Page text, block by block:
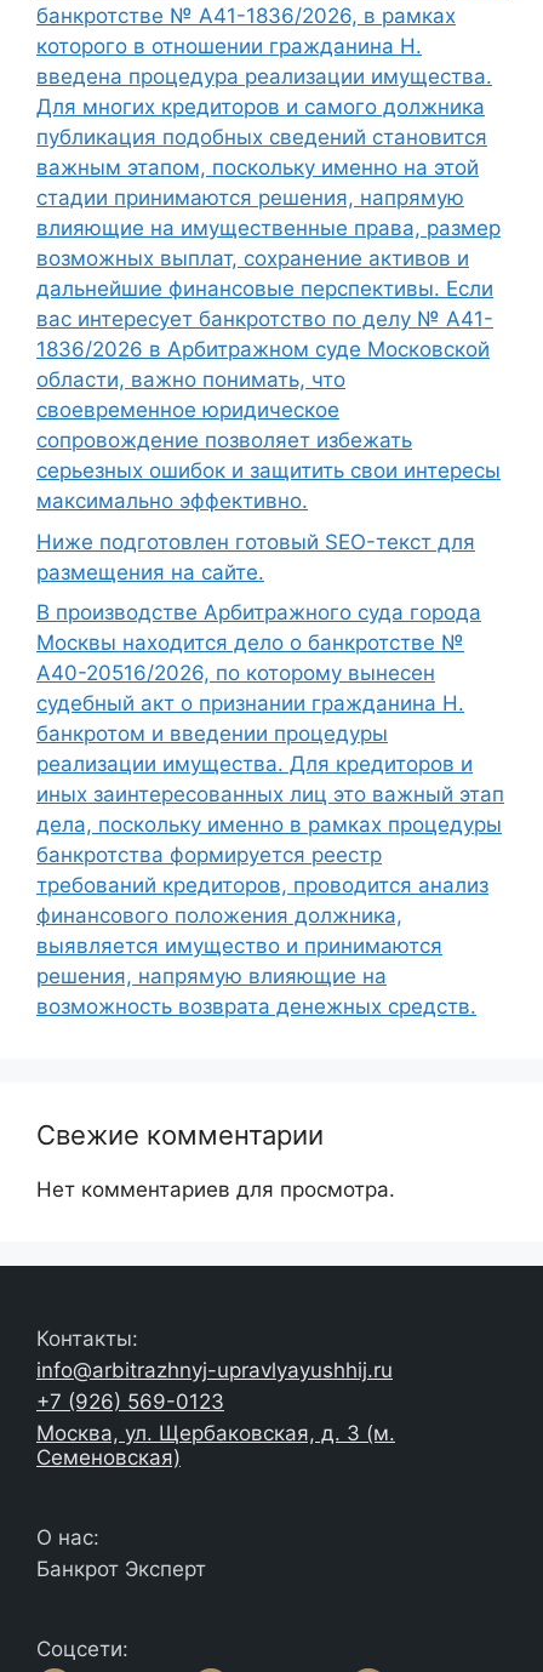
банкротстве № А41-1836/2026, в рамках
которого в отношении гражданина Н.
введена процедура реализации имущества.
Для многих кредиторов и самого должника
публикация подобных сведений становится
важным этапом, поскольку именно на этой
стадии принимаются решения, напрямую
влияющие на имущественные права, размер
возможных выплат, сохранение активов и
дальнейшие финансовые перспективы. Если
вас интересует банкротство по делу № А41-
1836/2026 в Арбитражном суде Московской
области, важно понимать, что
своевременное юридическое
сопровождение позволяет избежать
серьезных ошибок и защитить свои интересы
максимально эффективно.
Ниже подготовлен готовый SEO-текст для
размещения на сайте.
В производстве Арбитражного суда города
Москвы находится дело о банкротстве №
А40-20516/2026, по которому вынесен
судебный акт о признании гражданина Н.
банкротом и введении процедуры
реализации имущества. Для кредиторов и
иных заинтересованных лиц это важный этап
дела, поскольку именно в рамках процедуры
банкротства формируется реестр
требований кредиторов, проводится анализ
финансового положения должника,
выявляется имущество и принимаются
решения, напрямую влияющие на
возможность возврата денежных средств.
Свежие комментарии
Нет комментариев для просмотра.
Контакты:
info@arbitrazhnyj-upravlyayushhij.ru
+7 (926) 569-0123
Москва, ул. Щербаковская, д. 3 (м.
Семеновская)
О нас:
Банкрот Эксперт
Соцсети: